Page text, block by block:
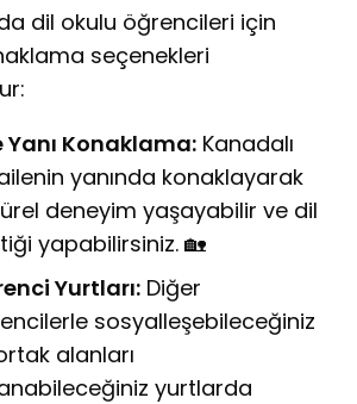
dil okulu öğrencileri için
seçenekleri
Yanı Konaklama: Kanadalı
yanında konaklayarak
deneyim yaşayabilir ve dil
yapabilirsiniz. 🏡
Yurtları: Diğer
sosyalleşebileceğiniz
alanları
yurtlarda